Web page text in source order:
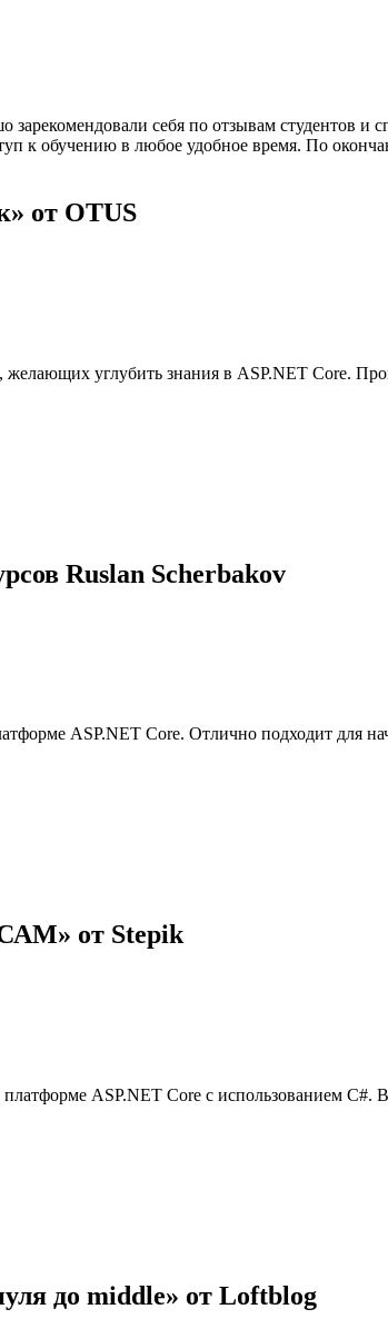
себя по отзывам студентов и
к обучению в любое удобное время. По
от OTUS
желающих углубить знания в ASP.NET Core.
Ruslan Scherbakov
ASP.NET Core. Отлично подходит для
от Stepik
ASP.NET Core с использованием
до middle» от Loftblog